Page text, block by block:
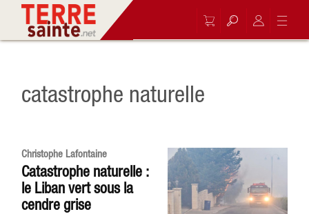
catastrophe naturelle
Christophe Lafontaine
Catastrophe naturelle :
le Liban vert sous la
cendre grise